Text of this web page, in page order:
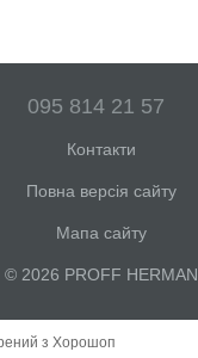
095 814 21 57
Контакти
Повна версія сайту
Мапа сайту
© 2026 PROFF HERMAN
з Хорошоп